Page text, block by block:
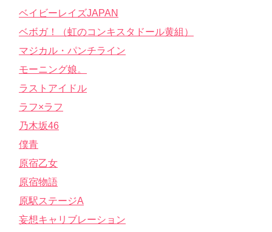
ベイビーレイズJAPAN
ベボガ！（虹のコンキスタドール黄組）
マジカル・パンチライン
モーニング娘。
ラストアイドル
ラフ×ラフ
乃木坂46
僕青
原宿乙女
原宿物語
原駅ステージA
妄想キャリブレーション